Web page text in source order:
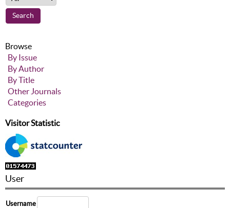
Browse
By Issue
By Author
By Title
Other Journals
Categories
Visitor Statistic
User
Username